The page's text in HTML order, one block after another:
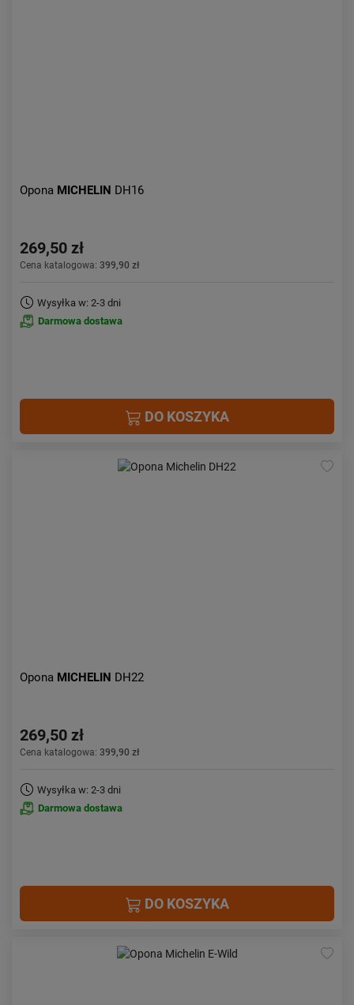
Opona MICHELIN DH16
269,50 zł
Cena katalogowa: 399,90 zł
Wysyłka w: 2-3 dni
Darmowa dostawa
DO KOSZYKA
Opona MICHELIN DH22
269,50 zł
Cena katalogowa: 399,90 zł
Wysyłka w: 2-3 dni
Darmowa dostawa
DO KOSZYKA